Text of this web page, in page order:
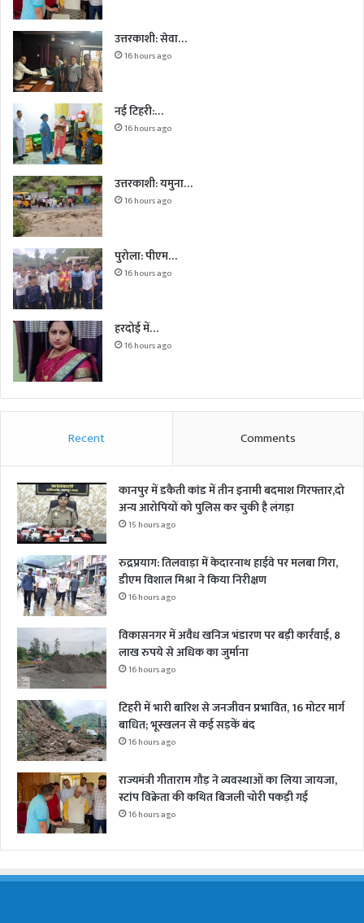
उत्तरकाशी: सेवा…
16 hours ago
नई टिहरी:…
16 hours ago
उत्तरकाशी: यमुना…
16 hours ago
पुरोला: पीएम…
16 hours ago
हरदोई में…
16 hours ago
Recent Comments
कानपुर में डकैती कांड में तीन इनामी बदमाश गिरफ्तार,दो
अन्य आरोपियों को पुलिस कर चुकी है लंगड़ा
15 hours ago
रुद्रप्रयाग: तिलवाड़ा में केदारनाथ हाईवे पर मलबा गिरा,
डीएम विशाल मिश्रा ने किया निरीक्षण
16 hours ago
विकासनगर में अवैध खनिज भंडारण पर बड़ी कार्रवाई, 8
लाख रुपये से अधिक का जुर्माना
16 hours ago
टिहरी में भारी बारिश से जनजीवन प्रभावित, 16 मोटर मार्ग
बाधित; भूस्खलन से कई सड़कें बंद
16 hours ago
राज्यमंत्री गीताराम गौड़ ने व्यवस्थाओं का लिया जायजा,
स्टांप विक्रेता की कथित बिजली चोरी पकड़ी गई
16 hours ago